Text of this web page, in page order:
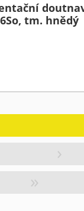
tm. hnědý
›
»